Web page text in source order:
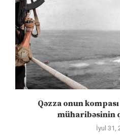
Qəzza onun
müharibəsinin
İyul 31,